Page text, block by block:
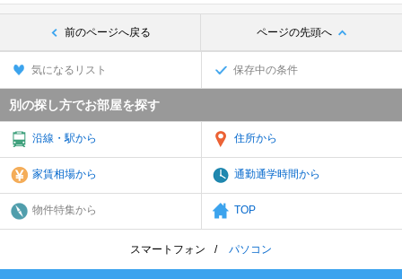
前のページへ戻る ページの先頭へ
気になるリスト 保存中の条件
別の探し方でお部屋を探す
沿線・駅から 住所から
家賃相場から 通勤通学時間から
物件特集から TOP
スマートフォン パソコン